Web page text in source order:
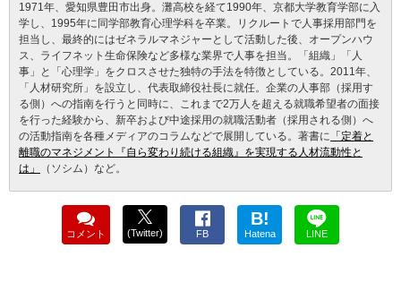
1971年、愛知県豊田市出身。灘高校を経て1990年、京都大学教育学部に入
学し、1995年に同学部教育心理学科を卒業。リクルートで人事採用部門を
担当し、最終的にはゼネラルマネジャーとして活動した後、オープンハウ
ス、ライフネット生命保険など多様な業界で人事を担当。「組織」「人
事」と「心理学」をクロスさせた独特の手法を特徴としている。2011年、
「人材研究所」を設立し、代表取締役社長に就任。企業の人事部（採用す
る側）への指南を行うと同時に、これまで2万人を超える就職希望者の面接
を行った経験から、新卒および中途採用の就職活動者（採用される側）へ
の活動指南を各種メディアのコラムなどで展開している。著書に 「定着と
離職のマネジメント『自ら変わり続ける組織』を実現する人材流動性と
は」
（ソシム）など。
コメント (Twitter) FB
B!
Hatena LINE